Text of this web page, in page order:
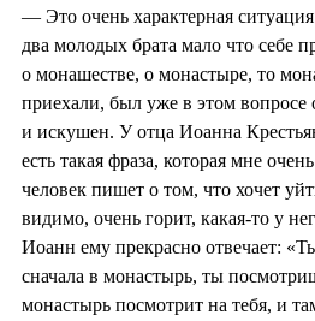
— Это очень характерная
два молодых брата мало что себе
о монашестве, о монастыре, то
приехали, был уже в этом вопросе
и искушен. У отца Иоанна
есть такая фраза, которая мне
человек пишет о том, что хочет
видимо, очень горит, какая-то у
Иоанн ему прекрасно отвечает:
сначала в монастырь, ты
монастырь посмотрит на тебя, и